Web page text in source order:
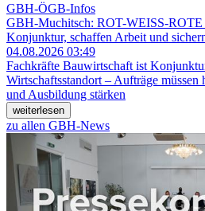
GBH-ÖGB-Infos
GBH-Muchitsch: ROT-WEISS-
Konjunktur, schaffen Arbeit und
04.08.2026 03:49
Fachkräfte Bauwirtschaft ist
Wirtschaftsstandort – Aufträge müssen
und Ausbildung stärken
weiterlesen
zu allen GBH-News